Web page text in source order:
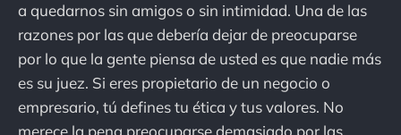
a quedarnos sin amigos o sin intimidad. Una de las
razones por las que debería dejar de preocuparse
por lo que la gente piensa de usted es que nadie más
es su juez. Si eres propietario de un negocio o
empresario, tú defines tu ética y tus valores. No
merece la pena preocuparse demasiado por las